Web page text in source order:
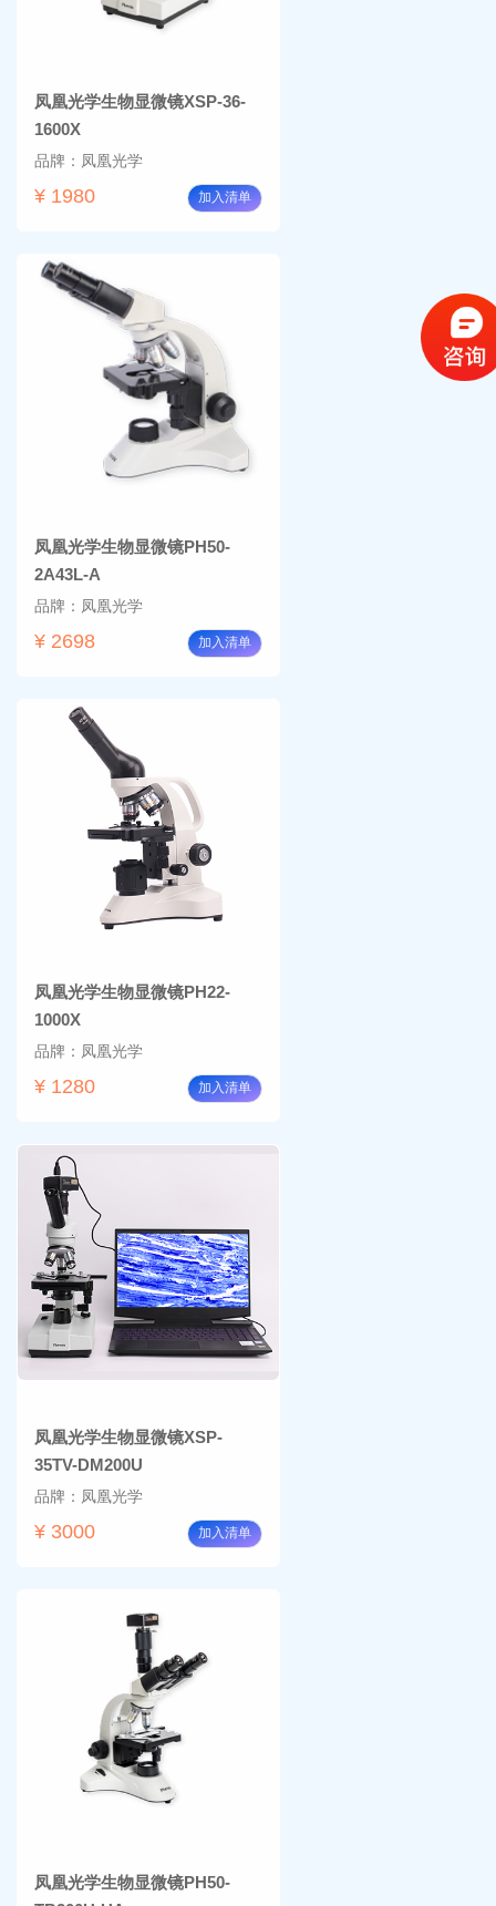
凤凰光学生物显微镜XSP-36-
1600X
品牌：凤凰光学
¥ 1980 加入清单
凤凰光学生物显微镜PH50-
2A43L-A
品牌：凤凰光学
¥ 2698 加入清单
凤凰光学生物显微镜PH22-
1000X
品牌：凤凰光学
¥ 1280 加入清单
凤凰光学生物显微镜XSP-
35TV-DM200U
品牌：凤凰光学
¥ 3000 加入清单
凤凰光学生物显微镜PH50-